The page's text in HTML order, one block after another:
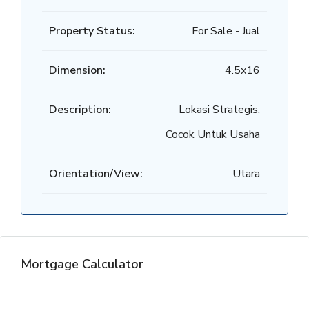
Property Status: For Sale - Jual
Dimension: 4.5x16
Description:
Lokasi Strategis,
Cocok Untuk Usaha
Orientation/View: Utara
Mortgage Calculator